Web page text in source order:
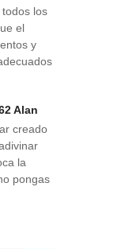
los
el
y
Alan
creado
la
pongas